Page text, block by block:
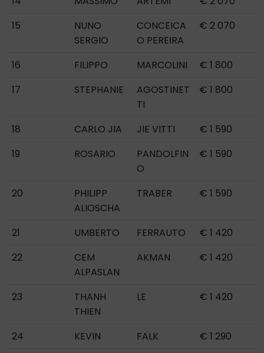
15
NUNO
SERGIO
CONCEICA
O PEREIRA
€ 2 070
16 FILIPPO MARCOLINI
€ 1 800
17
STEPHANIE
AGOSTINET
TI
€ 1 800
18 CARLO JIA JIE VITTI
€ 1 590
19
ROSARIO
PANDOLFIN
O
€ 1 590
20
PHILIPP
ALIOSCHA
TRABER € 1 590
21 UMBERTO FERRAUTO
€ 1 420
22
CEM
ALPASLAN
AKMAN € 1 420
23
THANH
THIEN
LE € 1 420
24 KEVIN FALK
€ 1 290